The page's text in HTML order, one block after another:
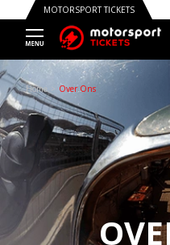
MOTORSPORT TICKETS
Home Over Ons